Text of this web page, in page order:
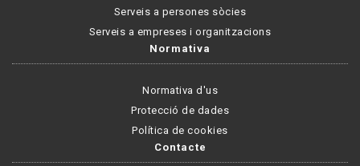
Serveis a persones sòcies
Serveis a empreses i organitzacions
Normativa
Normativa d'us
Protecció de dades
Política de cookies
Contacte